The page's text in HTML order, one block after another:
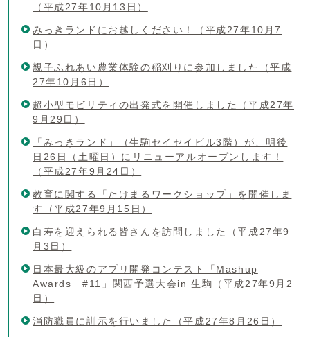
（平成27年10月13日）
みっきランドにお越しください！（平成27年10月7
日）
親子ふれあい農業体験の稲刈りに参加しました（平成
27年10月6日）
超小型モビリティの出発式を開催しました（平成27年
9月29日）
「みっきランド」（生駒セイセイビル3階）が、明後
日26日（土曜日）にリニューアルオープンします！
（平成27年9月24日）
教育に関する「たけまるワークショップ」を開催しま
す（平成27年9月15日）
白寿を迎えられる皆さんを訪問しました（平成27年9
月3日）
日本最大級のアプリ開発コンテスト「Mashup
Awards #11」関西予選大会in 生駒（平成27年9月2
日）
消防職員に訓示を行いました（平成27年8月26日）